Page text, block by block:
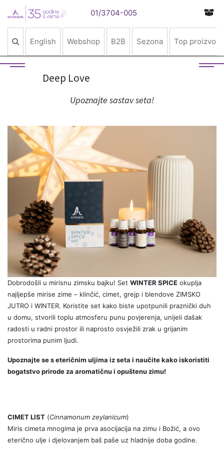
01/3704-005
English Webshop B2B Sezona Top proizvodi
Deep Love
Upoznajte sastav seta!
Dobrodošli u mirisnu zimsku bajku! Set WINTER SPICE okuplja
najljepše mirise zime – klinčić, cimet, grejp i blendove ZIMSKO
JUTRO i WINTER. Koristite set kako biste upotpunili praznički duh
u domu, stvorili toplu atmosferu punu povjerenja, unijeli dašak
radosti u radni prostor ili naprosto osvježili zrak u grijanim
prostorima punim ljudi.
Upoznajte se s eteričnim uljima iz seta i naučite kako iskoristiti
bogatstvo prirode za aromatičnu i opuštenu zimu!
CIMET LIST (Cinnamonum zeylanicum)
Miris cimeta mnogima je prva asocijacija na zimu i Božić, a ovo
eterično ulje i djelovanjem baš paše uz hladnije doba godine.